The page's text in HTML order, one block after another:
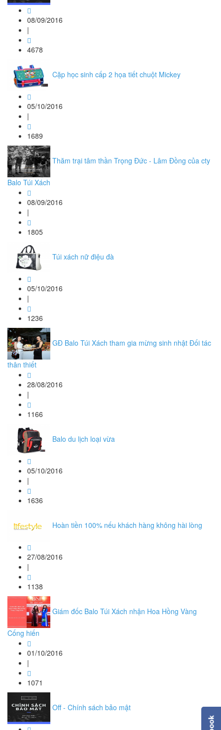
08/09/2016
|
4678
Cặp học sinh cấp 2 họa tiết chuột Mickey
05/10/2016
|
1689
Thăm trại tâm thần Trọng Đức - Lâm Đồng của cty
Balo Túi Xách
08/09/2016
|
1805
Túi xách nữ điệu đà
05/10/2016
|
1236
GĐ Balo Túi Xách tham gia mừng sinh nhật Đối tác
thân thiết
28/08/2016
|
1166
Balo du lịch loại vừa
05/10/2016
|
1636
Hoàn tiền 100% nếu khách hàng không hài lòng
27/08/2016
|
1138
Giám đốc Balo Túi Xách nhận Hoa Hồng Vàng
Cống hiến
01/10/2016
|
1071
Off - Chính sách bảo mật